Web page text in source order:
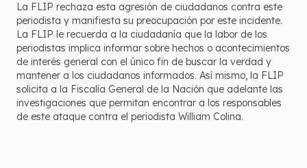
La FLIP rechaza esta agresión de ciudadanos contra este
periodista y manifiesta su preocupación por este incidente.
La FLIP le recuerda a la ciudadanía que la labor de los
periodistas implica informar sobre hechos o acontecimientos
de interés general con el único fin de buscar la verdad y
mantener a los ciudadanos informados. Así mismo, la FLIP
solicita a la Fiscalía General de la Nación que adelante las
investigaciones que permitan encontrar a los responsables
de este ataque contra el periodista William Colina.